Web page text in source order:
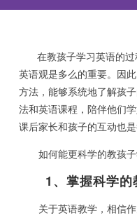
在教孩子学习英语的过
英语观是多么的重要。因
方法，能够系统地了解孩
法和英语课程，陪伴他们
课后家长和孩子的互动也是
如何能更科学的教孩子
1、掌握科学的
关于英语教学，相信作